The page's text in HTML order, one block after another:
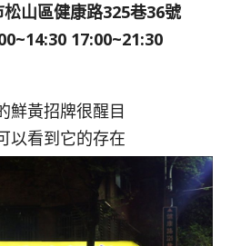
山區健康路325巷36號
17:00~21:30
鮮黃招牌很醒目
以看到它的存在